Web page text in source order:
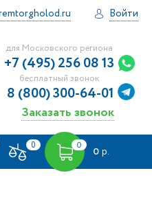
Войти
для Московского региона
+7 (495) 256 08 13
бесплатный звонок
8 (800) 300-64-01
Заказать звонок
0 0
0 р.